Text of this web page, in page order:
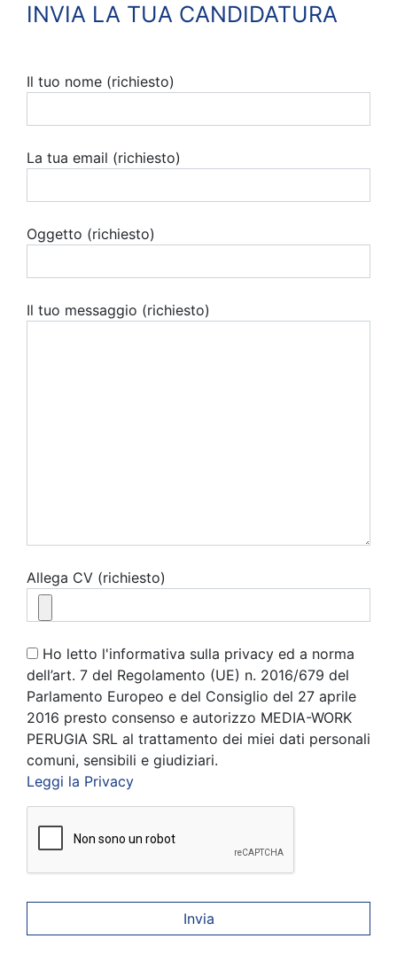
INVIA LA TUA CANDIDATURA
Il tuo nome (richiesto)
La tua email (richiesto)
Oggetto (richiesto)
Il tuo messaggio (richiesto)
Allega CV (richiesto)
Ho letto l'informativa sulla privacy ed a norma
dell’art. 7 del Regolamento (UE) n. 2016/679 del
Parlamento Europeo e del Consiglio del 27 aprile
2016 presto consenso e autorizzo MEDIA-WORK
PERUGIA SRL al trattamento dei miei dati personali
comuni, sensibili e giudiziari.
Leggi la Privacy